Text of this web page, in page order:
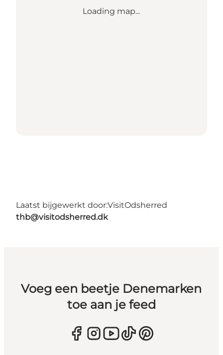
Loading map...
Laatst bijgewerkt door:VisitOdsherred
thb@visitodsherred.dk
Voeg een beetje Denemarken
toe aan je feed